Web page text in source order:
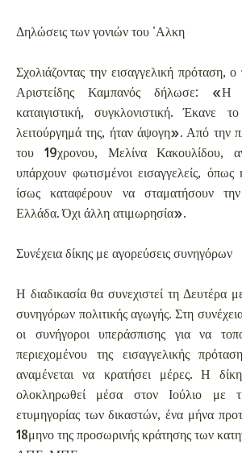
Δηλώσεις των γονιών του 'Αλκη
Σχολιάζοντας την εισαγγελική πρόταση,
Αριστείδης Καμπανός δήλωσε: «Η
καταιγιστική, συγκλονιστική. Έκανε
λειτούργημά της, ήταν άψογη». Από την
του 19χρονου, Μελίνα Κακουλίδου,
υπάρχουν φωτισμένοι εισαγγελείς,
ίσως καταφέρουν να σταματήσουν
Ελλάδα. Όχι άλλη ατιμωρησία».
Συνέχεια δίκης με αγορεύσεις συνηγόρων
Η διαδικασία θα συνεχιστεί τη Δευτέρα
συνηγόρων πολιτικής αγωγής. Στη
οι συνήγοροι υπεράσπισης για να
περιεχομένου της εισαγγελικής
αναμένεται να κρατήσει μέρες. Η
ολοκληρωθεί μέσα στον Ιούλιο με
ετυμηγορίας των δικαστών, ένα μήνα
18μηνο της προσωρινής κράτησης των